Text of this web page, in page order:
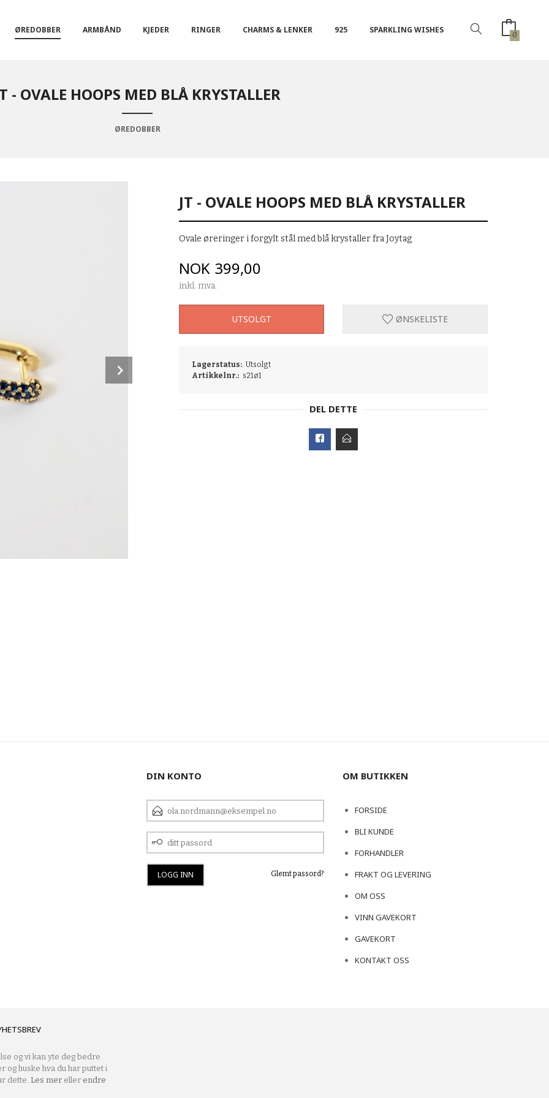
ØREDOBBER ARMBÅND KJEDER RINGER CHARMS & LENKER 925 SPARKLING WISHES 0
- OVALE HOOPS MED BLÅ KRYSTALLER
ØREDOBBER
JT - OVALE HOOPS MED BLÅ KRYSTALLER
Ovale øreringer i forgylt stål med blå krystaller fra Joytag
Pris
NOK 399,00
inkl. mva.
UTSOLGT ØNSKELISTE
Lagerstatus: Utsolgt
Artikkelnr.: s21ø1
DEL DETTE
DIN KONTO
E-
POSTADRESSE
DITT
PASSORD
Glemt passord?
OM BUTIKKEN
FORSIDE
BLI KUNDE
FORHANDLER
FRAKT OG LEVERING
OM OSS
VINN GAVEKORT
GAVEKORT
KONTAKT OSS
og vi kan yte deg bedre
og huske hva du har puttet i
dette. Les mer eller endre